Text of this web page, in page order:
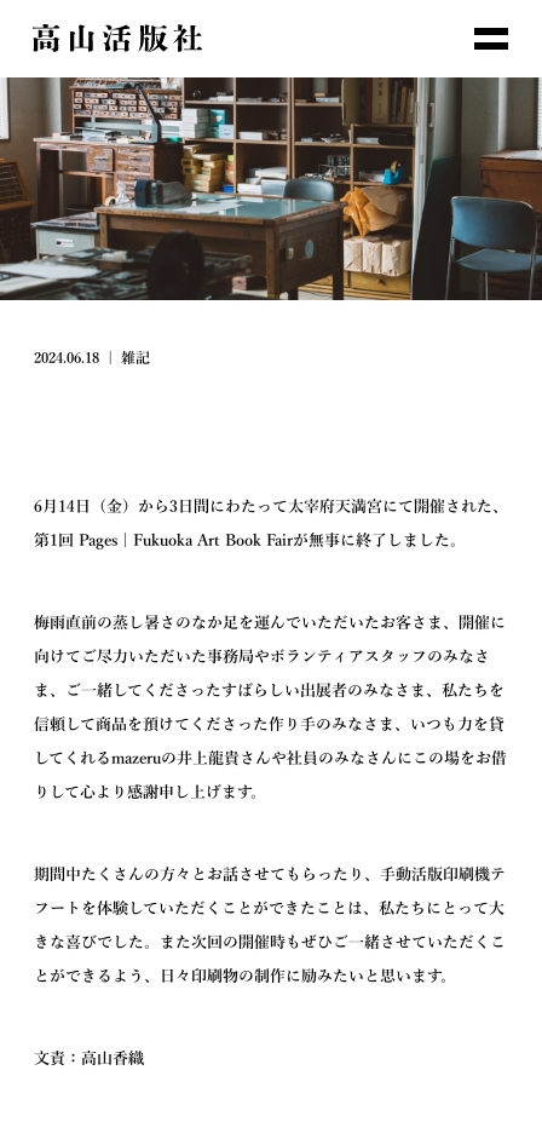
2024.06.18 雑記
6月14日（金）から3日間にわたって太宰府天満宮にて開催された、
第1回 Pages | Fukuoka Art Book Fairが無事に終了しました。
梅雨直前の蒸し暑さのなか足を運んでいただいたお客さま、開催に
向けてご尽力いただいた事務局やボランティアスタッフのみなさ
ま、ご一緒してくださったすばらしい出展者のみなさま、私たちを
信頼して商品を預けてくださった作り手のみなさま、いつも力を貸
してくれるmazeruの井上龍貴さんや社員のみなさんにこの場をお借
りして心より感謝申し上げます。
期間中たくさんの方々とお話させてもらったり、手動活版印刷機テ
フートを体験していただくことができたことは、私たちにとって大
きな喜びでした。また次回の開催時もぜひご一緒させていただくこ
とができるよう、日々印刷物の制作に励みたいと思います。
文責：高山香織